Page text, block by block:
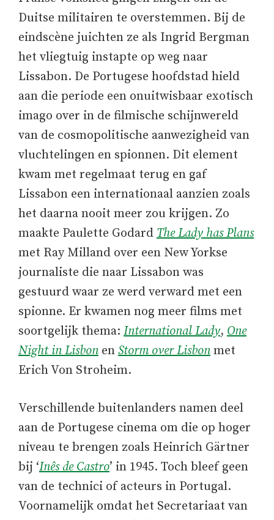
Duitse militairen te overstemmen. Bij de
eindscène juichten ze als Ingrid Bergman
het vliegtuig instapte op weg naar
Lissabon. De Portugese hoofdstad hield
aan die periode een onuitwisbaar exotisch
imago over in de filmische schijnwereld
van de cosmopolitische aanwezigheid van
vluchtelingen en spionnen. Dit element
kwam met regelmaat terug en gaf
Lissabon een internationaal aanzien zoals
het daarna nooit meer zou krijgen. Zo
maakte Paulette Godard The Lady has Plans
met Ray Milland over een New Yorkse
journaliste die naar Lissabon was
gestuurd waar ze werd verward met een
spionne. Er kwamen nog meer films met
soortgelijk thema: International Lady, One
Night in Lisbon en Storm over Lisbon met
Erich Von Stroheim.
Verschillende buitenlanders namen deel
aan de Portugese cinema om die op hoger
niveau te brengen zoals Heinrich Gärtner
bij ‘Inês de Castro’ in 1945. Toch bleef geen
van de technici of acteurs in Portugal.
Voornamelijk omdat het Secretariaat van